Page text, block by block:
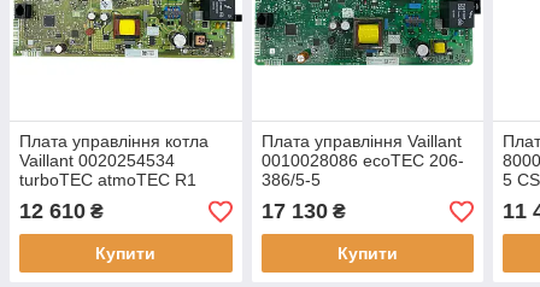
Плата управління котла
Vaillant 0020254534
turboTEC atmoTEC R1
2017
12 610 ₴
Купити
Плата управління Vaillant
0010028086 ecoTEC 206-
386/5-5
17 130₴
Купити
5
11